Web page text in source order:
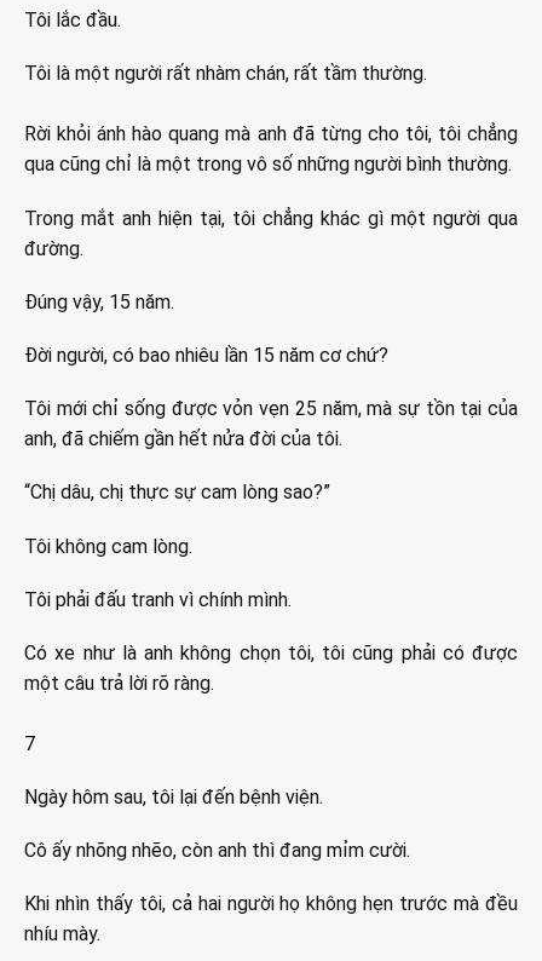
Tôi lắc đầu.
Tôi là một người rất nhàm chán, rất tầm thường.
Rời khỏi ánh hào quang mà anh đã từng cho tôi, tôi chẳng
qua cũng chỉ là một trong vô số những người bình thường.
Trong mắt anh hiện tại, tôi chẳng khác gì một người qua
đường.
Đúng vậy, 15 năm.
Đời người, có bao nhiêu lần 15 năm cơ chứ?
Tôi mới chỉ sống được vỏn vẹn 25 năm, mà sự tồn tại của
anh, đã chiếm gần hết nửa đời của tôi.
“Chị dâu, chị thực sự cam lòng sao?”
Tôi không cam lòng.
Tôi phải đấu tranh vì chính mình.
Có xe như là anh không chọn tôi, tôi cũng phải có được
một câu trả lời rõ ràng.
7
Ngày hôm sau, tôi lại đến bệnh viện.
Cô ấy nhõng nhẽo, còn anh thì đang mỉm cười.
Khi nhìn thấy tôi, cả hai người họ không hẹn trước mà đều
nhíu mày.